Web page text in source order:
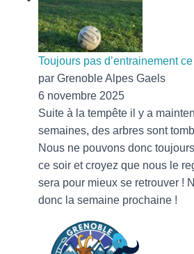
Gaélique
Toujours pas d’entrainement
par Grenoble Alpes Gaels
6 novembre 2025
Suite à la tempête il y a
semaines, des arbres sont
Nous ne pouvons donc
ce soir et croyez que nous le
sera pour mieux se retrouver !
donc la semaine prochaine !